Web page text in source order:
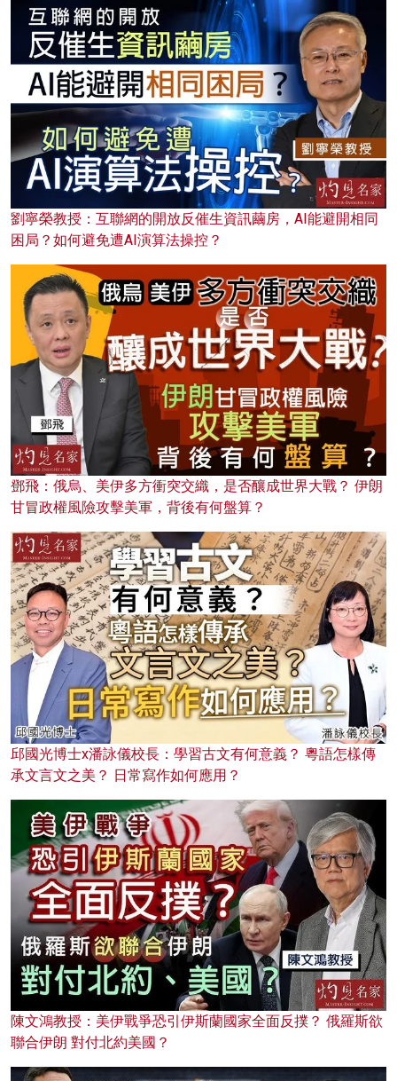
劉寧榮教授：互聯網的開放反催生資訊繭房，AI能避開相同
困局？如何避免遭AI演算法操控？
鄧飛：俄烏、美伊多方衝突交織，是否釀成世界大戰？ 伊朗
甘冒政權風險攻擊美軍，背後有何盤算？
邱國光博士x潘詠儀校長：學習古文有何意義？ 粵語怎樣傳
承文言文之美？ 日常寫作如何應用？
陳文鴻教授：美伊戰爭恐引伊斯蘭國家全面反撲？ 俄羅斯欲
聯合伊朗 對付北約美國？